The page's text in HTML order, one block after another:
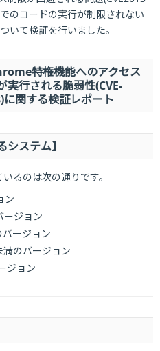
のコードの実行が制限されない
いて検証を行いました。
特権機能へのアクセス
実行される脆弱性(CVE-
関する検証レポート
システム】
るのは次の通りです。
ン
ージョン
ージョン
のバージョン
ジョン